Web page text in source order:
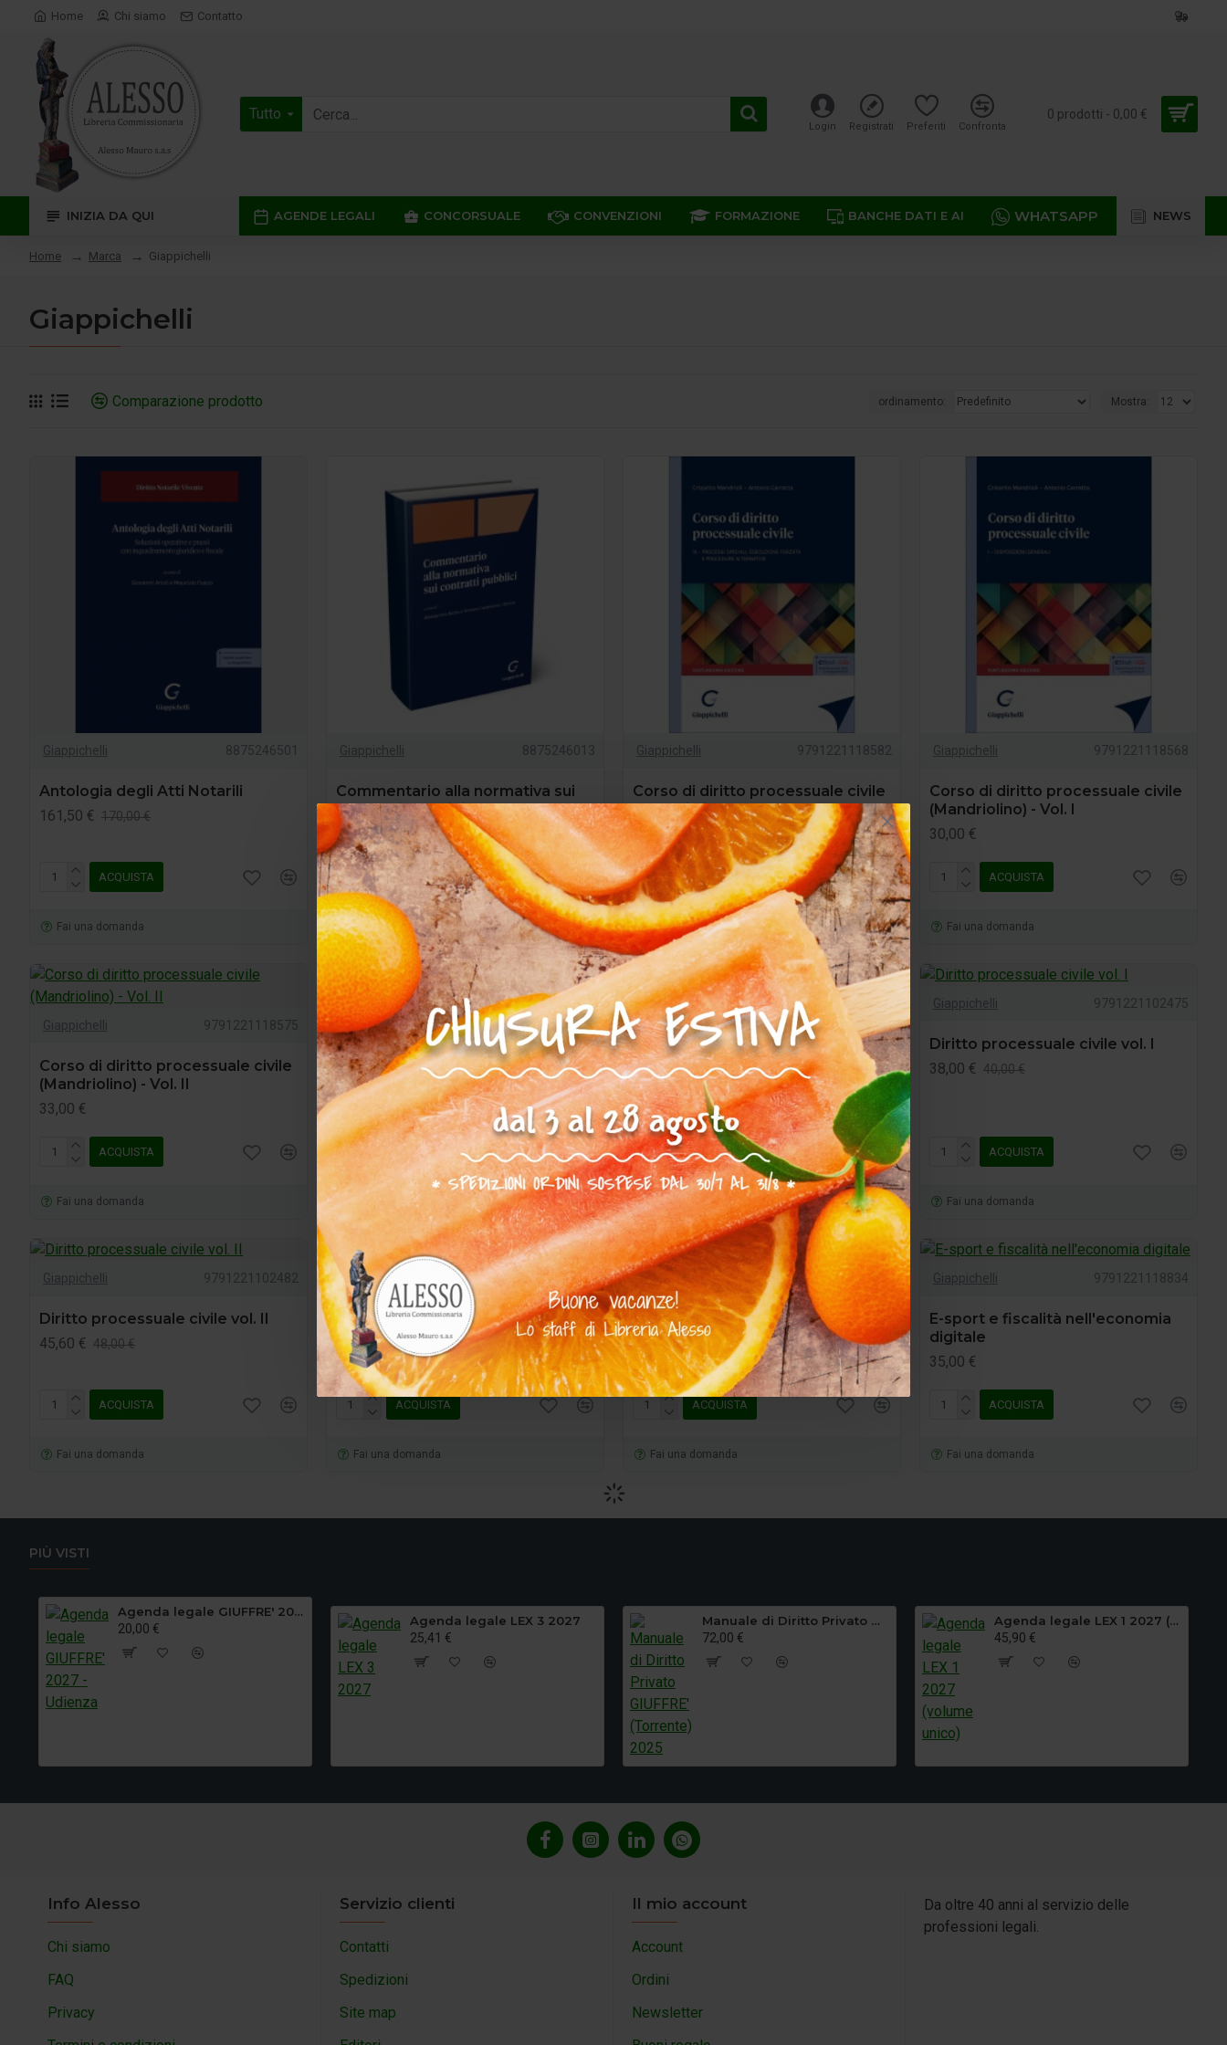
Home Chi siamo Contatto
Tutto
Login Registrati Preferiti Confronta
0 prodotti - 0,00 €
INIZIA DA QUI AGENDE LEGALI CONCORSUALE CONVENZIONI FORMAZIONE BANCHE DATI E AI WHATSAPP NEWS
Home Marca Giappichelli
Giappichelli
Comparazione prodotto ordinamento: Mostra:
Giappichelli 8875246501
Antologia degli Atti Notarili
161,50 € 170,00 €
ACQUISTA
Fai una domanda
Giappichelli 8875246013
Commentario alla normativa sui
contratti pubblici
156,75 € 165,00 €
ACQUISTA
Fai una domanda
Giappichelli 9791221118582
Corso di diritto processuale civile
(Mandriolino) - Vol. III
42,00 €
ACQUISTA
Fai una domanda
Giappichelli 9791221118568
Corso di diritto processuale civile
(Mandriolino) - Vol. I
30,00 €
ACQUISTA
Fai una domanda
Giappichelli 9791221118575
Corso di diritto processuale civile
(Mandriolino) - Vol. II
33,00 €
ACQUISTA
Fai una domanda
Giappichelli 8875246242
Diritto dell'arbitrato
44,65 € 47,00 €
ACQUISTA
Fai una domanda
Giappichelli 9788892144682
Diritto industriale
58,00 €
ACQUISTA
Fai una domanda
Giappichelli 9791221102475
Diritto processuale civile vol. I
38,00 € 40,00 €
ACQUISTA
Fai una domanda
Giappichelli 9791221102482
Diritto processuale civile vol. II
45,60 € 48,00 €
ACQUISTA
Fai una domanda
Giappichelli 9791221102499
Diritto processuale civile vol. III
39,90 € 42,00 €
ACQUISTA
Fai una domanda
Giappichelli 9791221102505
Diritto processuale civile vol. IV
35,15 € 37,00 €
ACQUISTA
Fai una domanda
Giappichelli 9791221118834
E-sport e fiscalità nell'economia
digitale
35,00 €
ACQUISTA
Fai una domanda
PIÙ VISTI
Agenda legale GIUFFRE' 2027 - Udienza
20,00 €
Agenda legale LEX 3 2027
25,41 €
Manuale di Diritto Privato GIUFFRE' (Torrente) 2025
72,00 €
Agenda legale LEX 1 2027 (volume unico)
45,90 €
Info Alesso
Chi siamo
FAQ
Privacy
Servizio clienti
Contatti
Spedizioni
Site map
Il mio account
Account
Ordini
Newsletter
Da oltre 40 anni al servizio delle
professioni legali.